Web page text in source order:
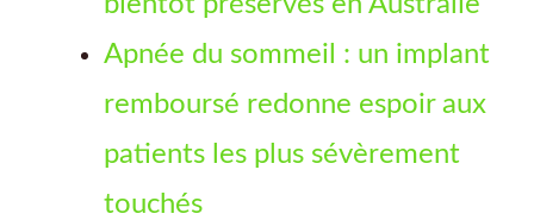
Apnée du sommeil : un implant
remboursé redonne espoir aux
patients les plus sévèrement
touchés